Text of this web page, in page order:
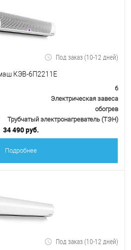
Под заказ (10-12 дней)
КЭВ-6П2211Е
6
Электрическая завеса
обогрев
Трубчатый электронагреватель (ТЭН)
34 490 руб.
Подробнее
Под заказ (10-12 дней)